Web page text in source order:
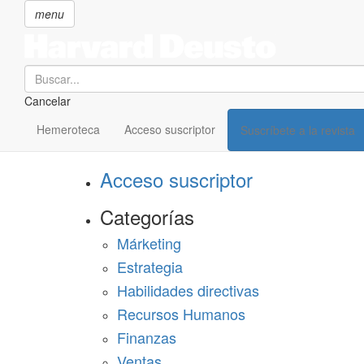
menu
Search
Cancelar
Hemeroteca Acceso suscriptor Suscríbete a la revista
SECCIONES
Suscríbete a Harvard Deusto
Acceso suscriptor
Categorías
Márketing
Estrategia
Habilidades directivas
Recursos Humanos
Finanzas